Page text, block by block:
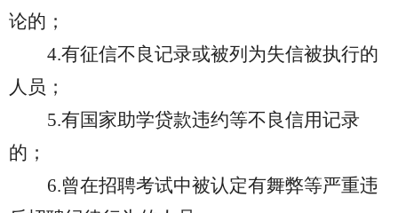
论的；
4.有征信不良记录或被列为失信被执行的
人员；
5.有国家助学贷款违约等不良信用记录
的；
6.曾在招聘考试中被认定有舞弊等严重违